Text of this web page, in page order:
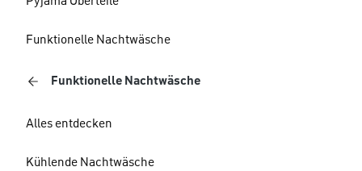
Funktionelle Nachtwäsche
Funktionelle Nachtwäsche
Alles entdecken
Kühlende Nachtwäsche